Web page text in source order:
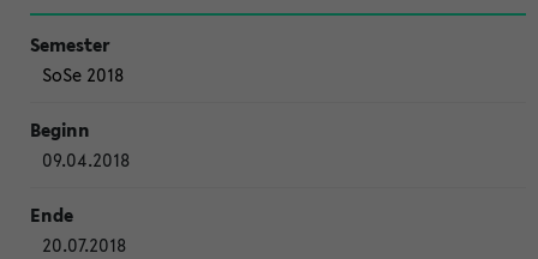
SoSe 2018
09.04.2018
20.07.2018